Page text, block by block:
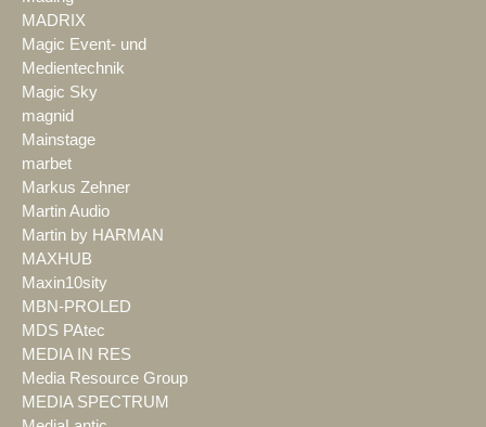
MADRIX
Magic Event- und
Medientechnik
Magic Sky
magnid
Mainstage
marbet
Markus Zehner
Martin Audio
Martin by HARMAN
MAXHUB
Maxin10sity
MBN-PROLED
MDS PAtec
MEDIA IN RES
Media Resource Group
MEDIA SPECTRUM